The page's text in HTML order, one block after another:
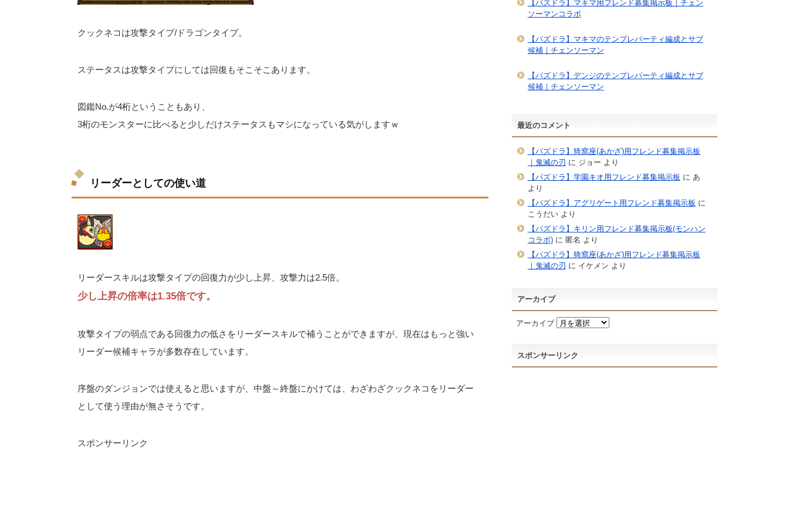
クックネコは攻撃タイプ/ドラゴンタイプ。
ステータスは攻撃タイプにしては回復もそこそこあります。
図鑑No.が4桁ということもあり、
3桁のモンスターに比べると少しだけステータスもマシになっている気がしますｗ
リーダーとしての使い道
リーダースキルは攻撃タイプの回復力が少し上昇、攻撃力は2.5倍。
少し上昇の倍率は1.35倍です。
攻撃タイプの弱点である回復力の低さをリーダースキルで補うことができますが、現在はもっと強い
リーダー候補キャラが多数存在しています。
序盤のダンジョンでは使えると思いますが、中盤～終盤にかけては、わざわざクックネコをリーダー
として使う理由が無さそうです。
スポンサーリンク
【パズドラ】マキマ用フレンド募集掲示板｜チェン
ソーマンコラボ
【パズドラ】マキマのテンプレパーティ編成とサブ
候補｜チェンソーマン
【パズドラ】デンジのテンプレパーティ編成とサブ
候補｜チェンソーマン
最近のコメント
【パズドラ】猗窩座(あかざ)用フレンド募集掲示板
｜鬼滅の刃 に ジョー より
【パズドラ】学園キオ用フレンド募集掲示板 に あ
より
【パズドラ】アグリゲート用フレンド募集掲示板 に
こうだいより
【パズドラ】キリン用フレンド募集掲示板(モンハン
コラボ)に 匿名 より
【パズドラ】猗窩座(あかざ)用フレンド募集掲示板
｜鬼滅の刃 に イケメン より
アーカイブ
アーカイブ
スポンサーリンク